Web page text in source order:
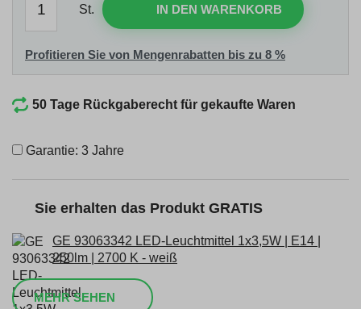
St. IN DEN WARENKORB
Profitieren Sie von Mengenrabatten bis zu 8 %
50 Tage Rückgaberecht für gekaufte Waren
Garantie: 3 Jahre
Sie erhalten das Produkt GRATIS
GE 93063342 LED-Leuchtmittel 1x3,5W | E14 |
250lm | 2700 K - weiß
MEHR SEHEN